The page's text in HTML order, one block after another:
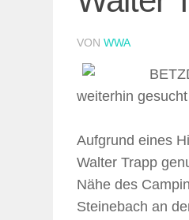
VON WWA
weiterhin
Aufgrund eines
Walter Trapp
Nähe des
Steinebach an